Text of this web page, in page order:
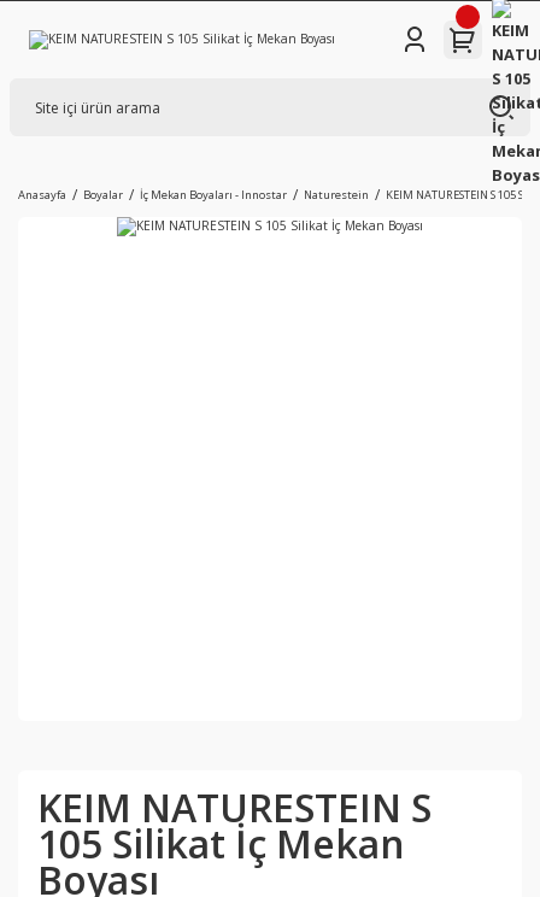
Anasayfa Boyalar İç Mekan Boyaları - Innostar Naturestein KEIM NATURESTEIN S 105
KEIM NATURESTEIN S
105 Silikat İç Mekan
Boyası